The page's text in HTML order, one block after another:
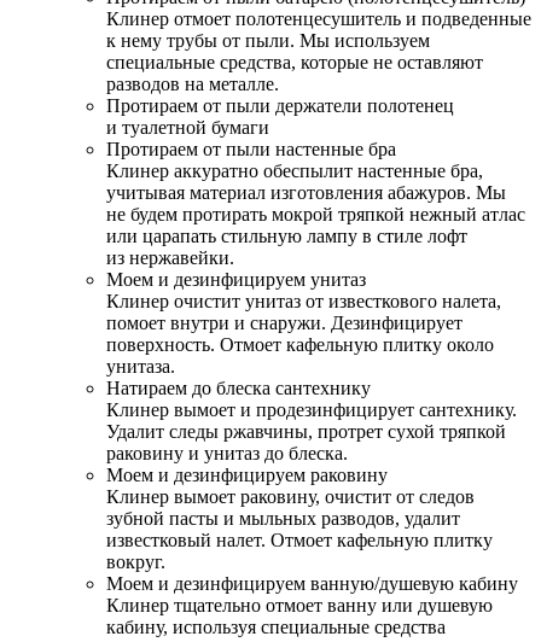
Клинер отмоет полотенцесушитель и подведенные
к нему трубы от пыли. Мы используем
специальные средства, которые не оставляют
разводов на металле.
Протираем от пыли держатели полотенец
и туалетной бумаги
Протираем от пыли настенные бра
Клинер аккуратно обеспылит настенные бра,
учитывая материал изготовления абажуров. Мы
не будем протирать мокрой тряпкой нежный атлас
или царапать стильную лампу в стиле лофт
из нержавейки.
Моем и дезинфицируем унитаз
Клинер очистит унитаз от известкового налета,
помоет внутри и снаружи. Дезинфицирует
поверхность. Отмоет кафельную плитку около
унитаза.
Натираем до блеска сантехнику
Клинер вымоет и продезинфицирует сантехнику.
Удалит следы ржавчины, протрет сухой тряпкой
раковину и унитаз до блеска.
Моем и дезинфицируем раковину
Клинер вымоет раковину, очистит от следов
зубной пасты и мыльных разводов, удалит
известковый налет. Отмоет кафельную плитку
вокруг.
Моем и дезинфицируем ванную/душевую кабину
Клинер тщательно отмоет ванну или душевую
кабину, используя специальные средства